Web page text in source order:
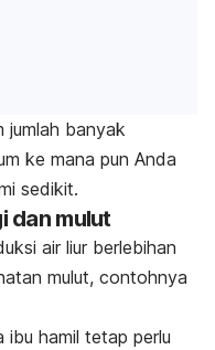
jumlah banyak
ke mana pun Anda
sedikit.
dan mulut
air liur berlebihan
mulut, contohnya
ibu hamil tetap perlu